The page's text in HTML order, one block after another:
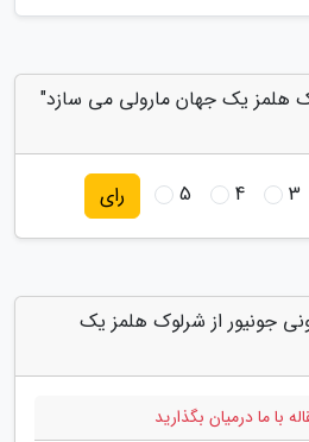
هلمز یک جهان مارولی می سازد"
3
4
5 رای
جونیور از شرلوک هلمز یک
با ما درمیان بگذارید